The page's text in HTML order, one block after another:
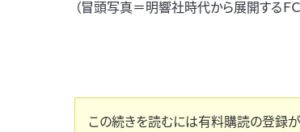
（冒頭写真＝明響社時代から展開するＦＣ
この続きを読むには有料購読の登録が